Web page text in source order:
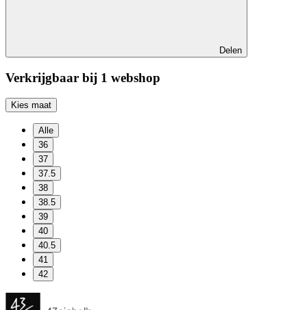
Delen
Verkrijgbaar bij 1 webshop
Kies maat
Alle
36
37
37.5
38
38.5
39
40
40.5
41
42